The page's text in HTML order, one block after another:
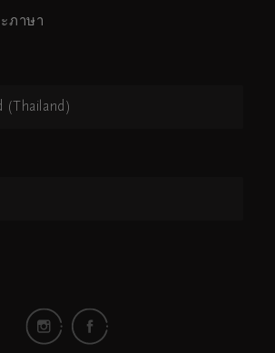
ภาษา
(Thailand)